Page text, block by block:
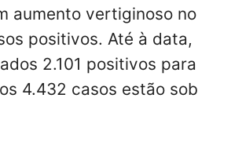
aumento vertiginoso no
positivos. Até à data,
2.101 positivos para
4.432 casos estão sob